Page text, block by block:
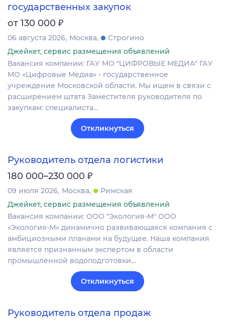
государственных закупок
от 130 000 ₽
06 августа 2026 Москва
Строгино
Джейкет, сервис размещения объявлений
Вакансия компании: ГАУ МО "ЦИФРОВЫЕ МЕДИА" ГАУ
МО «Цифровые Медиа» - государственное
учреждение Московской области. Мы ищем в связи с
расширением штата Заместителя руководителя по
закупкам: специалиста…
Откликнуться
Руководитель отдела логистики
180 000–230 000 ₽
09 июля 2026 Москва
Римская
Джейкет, сервис размещения объявлений
Вакансия компании: ООО "Экология-М" ООО
«Экология-М» динамично развивающаяся компания с
амбициозными планами на будущее. Наша компания
является признанным экспертом в области
промышленной водоподготовки…
Откликнуться
Руководитель отдела продаж